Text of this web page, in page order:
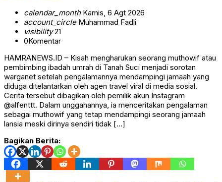
calendar_monthKamis, 6 Agt 2026
account_circleMuhammad Fadli
visibility21
0Komentar
HAMRANEWS.ID – Kisah mengharukan seorang muthowif atau
pembimbing ibadah umrah di Tanah Suci menjadi sorotan
warganet setelah pengalamannya mendampingi jamaah yang
diduga ditelantarkan oleh agen travel viral di media sosial.
Cerita tersebut dibagikan oleh pemilik akun Instagram
@alfenttt. Dalam unggahannya, ia menceritakan pengalaman
sebagai muthowif yang tetap mendampingi seorang jamaah
lansia meski dirinya sendiri tidak […]
Bagikan Berita: